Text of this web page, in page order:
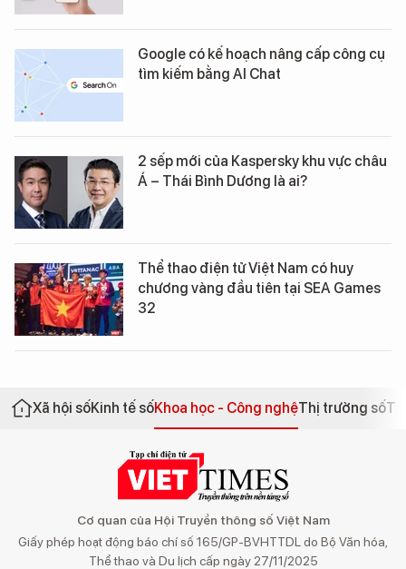
Google có kế hoạch nâng cấp công cụ
tìm kiếm bằng AI Chat
2 sếp mới của Kaspersky khu vực châu
Á – Thái Bình Dương là ai?
Thể thao điện tử Việt Nam có huy
chương vàng đầu tiên tại SEA Games
32
Xã hội sốKinh tế sốKhoa học - Công nghệThị trường số
Cơ quan của Hội Truyền thông số Việt Nam
Giấy phép hoạt động báo chí số 165/GP-BVHTTDL do Bộ Văn hóa,
Thể thao và Du lịch cấp ngày 27/11/2025